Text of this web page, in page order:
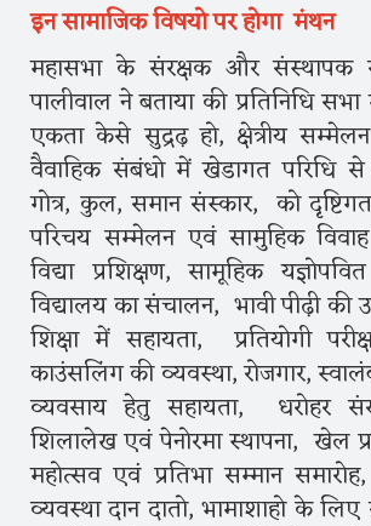
इन सामाजिक विषयो पर होगा मंथन
महासभा के संरक्षक और संस्थापक
पालीवाल ने बताया की प्रतिनिधि
एकता केसे सुद्रढ़ हो, क्षेत्रीय
वैवाहिक संबंधो में खेडागत परिधि
गोत्र, कुल, समान संस्कार, को
परिचय सम्मेलन एवं सामुहिक
विद्या प्रशिक्षण, सामूहिक
विद्यालय का संचालन, भावी पीढ़ी
शिक्षा में सहायता, प्रतियोगी
काउंसलिंग की व्यवस्था, रोजगार,
व्यवसाय हेतु सहायता, धरोहर
शिलालेख एवं पेनोरमा स्थापना, खेल
महोत्सव एवं प्रतिभा सम्मान
व्यवस्था दान दातो, भामाशाहो के